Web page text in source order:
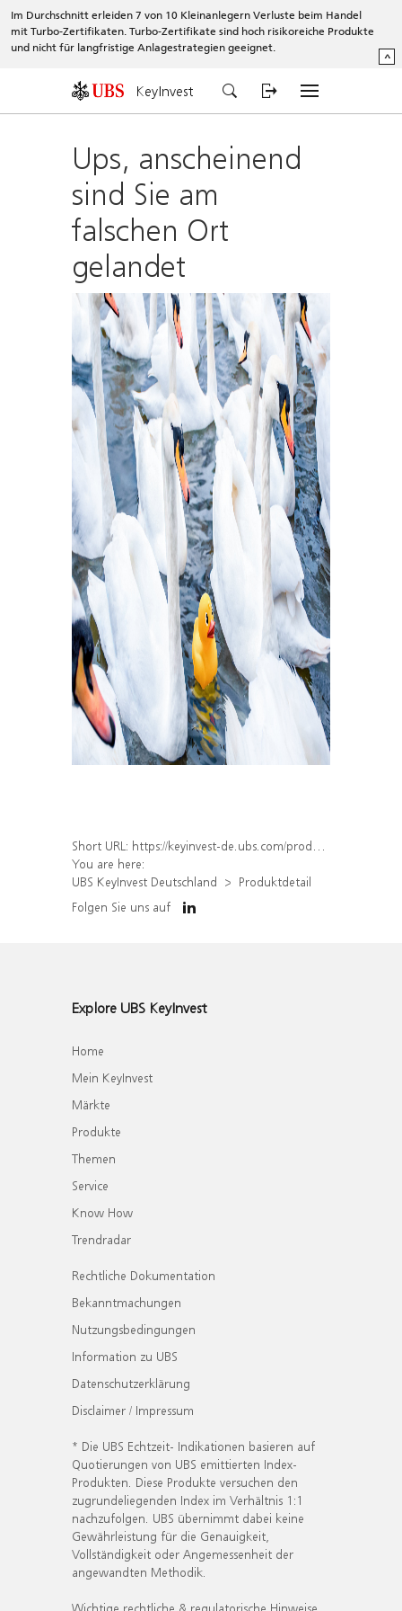
Im Durchschnitt erleiden 7 von 10 Kleinanlegern Verluste beim Handel
mit Turbo-Zertifikaten. Turbo-Zertifikate sind hoch risikoreiche Produkte
und nicht für langfristige Anlagestrategien geeignet.
^
KeyInvest
Ups, anscheinend
sind Sie am
falschen Ort
gelandet
Short URL: https://keyinvest-de.ubs.com/produkt/detail/index/isin/DE000WA66N73
You are here:
UBS KeyInvest Deutschland
Produktdetail
Folgen Sie uns auf
Explore UBS KeyInvest
Home
Mein KeyInvest
Märkte
Produkte
Themen
Service
Know How
Trendradar
Rechtliche Dokumentation
Bekanntmachungen
Nutzungsbedingungen
Information zu UBS
Datenschutzerklärung
Disclaimer / Impressum
* Die UBS Echtzeit- Indikationen basieren auf
Quotierungen von UBS emittierten Index-
Produkten. Diese Produkte versuchen den
zugrundeliegenden Index im Verhältnis 1:1
nachzufolgen. UBS übernimmt dabei keine
Gewährleistung für die Genauigkeit,
Vollständigkeit oder Angemessenheit der
angewandten Methodik.